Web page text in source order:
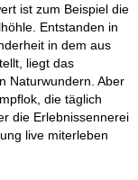
ist zum Beispiel die
Entstanden in
in dem aus
liegt das
Naturwundern. Aber
die täglich
die Erlebnissennerei
live miterleben